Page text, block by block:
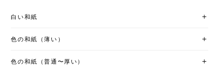
白い和紙
色の和紙（薄い）
色の和紙（普通〜厚い）